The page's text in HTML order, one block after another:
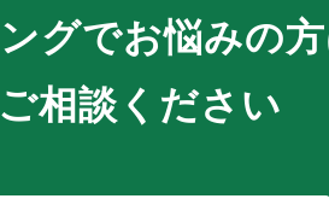
グでお悩みの
相談ください